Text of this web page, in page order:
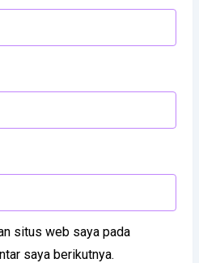
situs web saya pada
saya berikutnya.